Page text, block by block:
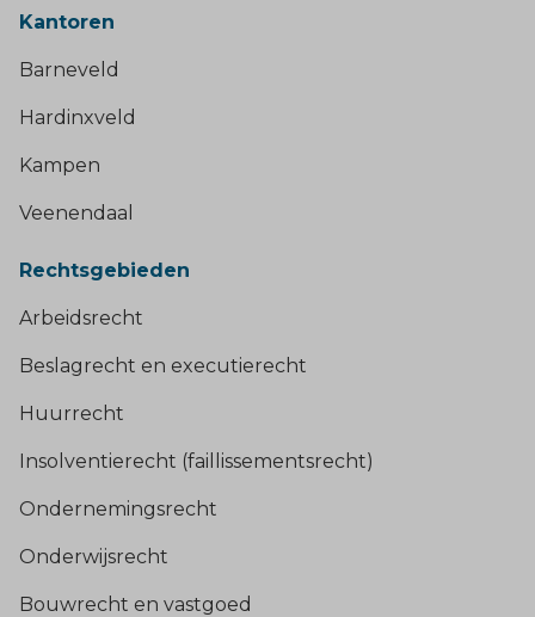
Kantoren
Barneveld
Hardinxveld
Kampen
Veenendaal
Rechtsgebieden
Arbeidsrecht
Beslagrecht en executierecht
Huurrecht
Insolventierecht (faillissementsrecht)
Ondernemingsrecht
Onderwijsrecht
Bouwrecht en vastgoed